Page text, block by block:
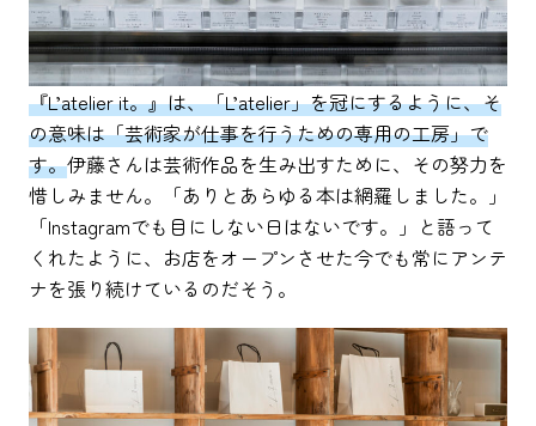
『L’atelier it。』は、「L’atelier」を冠にするように、そ
の意味は「芸術家が仕事を行うための専用の工房」で
す。伊藤さんは芸術作品を生み出すために、その努力を
惜しみません。「ありとあらゆる本は網羅しました。」
「Instagramでも目にしない日はないです。」と語って
くれたように、お店をオープンさせた今でも常にアンテ
ナを張り続けているのだそう。